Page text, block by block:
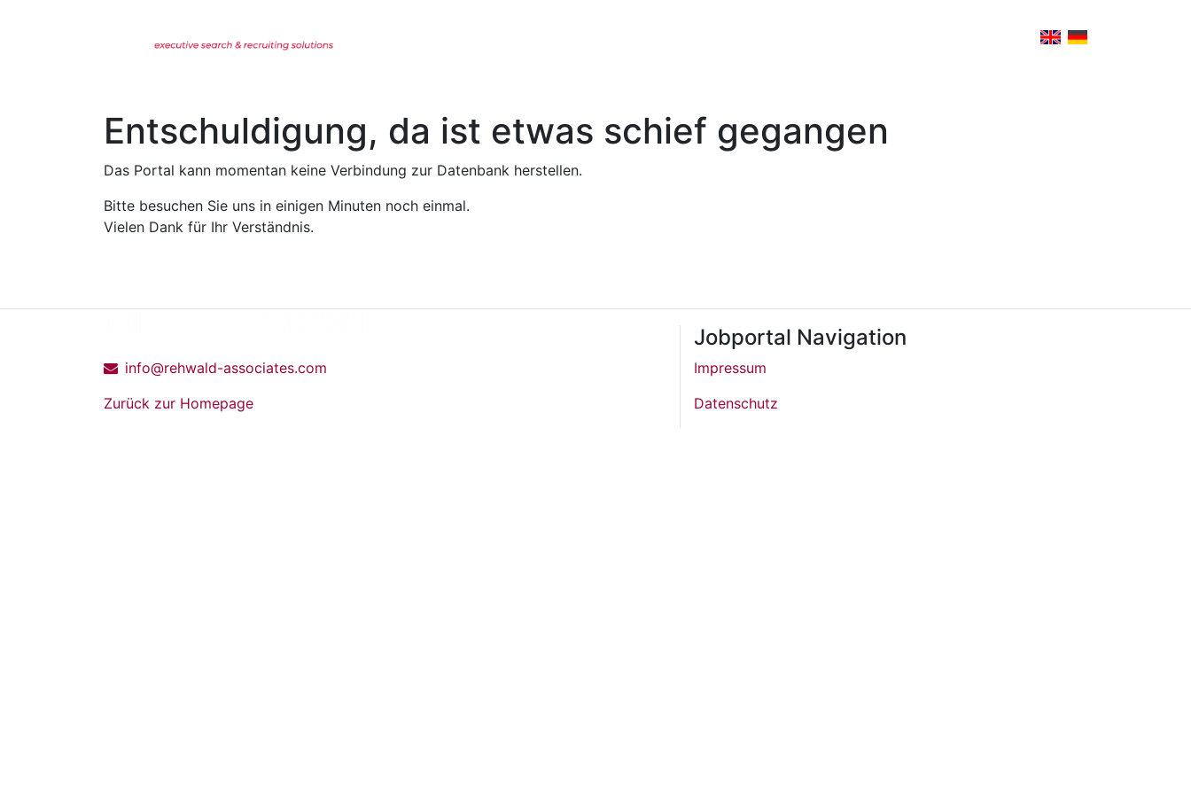
Entschuldigung, da ist etwas schief gegangen
Das Portal kann momentan keine Verbindung zur Datenbank herstellen.
Bitte besuchen Sie uns in einigen Minuten noch einmal.
Vielen Dank für Ihr Verständnis.
info@rehwald-associates.com
Zurück zur Homepage
Jobportal Navigation
Impressum
Datenschutz